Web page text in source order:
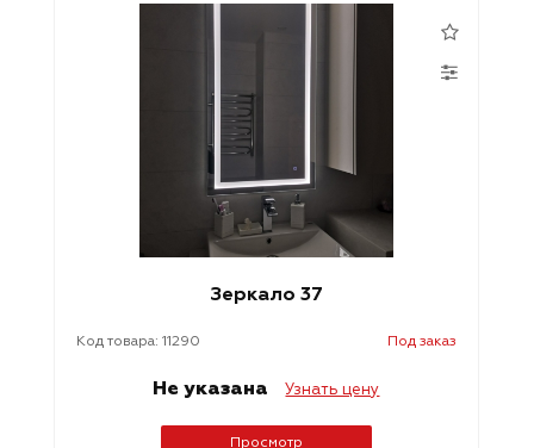
Зеркало 37
Код товара: 11290 Под заказ
Не указана Узнать цену
Просмотр